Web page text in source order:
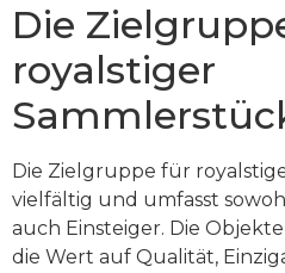
Die
royalstiger
Die Zielgruppe für
vielfältig und umfasst
auch Einsteiger. Die
die Wert auf Qualität,